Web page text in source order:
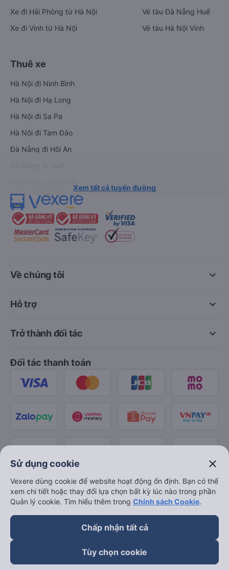
Xe đi Hải Phòng từ Hà Nội
Xe đi Vinh từ Hà Nội
Vé tàu Đà Nẵng Huế
Vé tàu Hà Nội Vinh
Thuê xe
Hà Nội đi Ninh Bình
Hà Nội đi Hạ Long
Hà Nội đi Sa Pa
Hà Nội đi Tam Đảo
Đà Nẵng đi Hội An
Xem tất cả tuyến đường
keyboard_arrow_down
Về chúng tôi
keyboard_arrow_down
Hỗ trợ
keyboard_arrow_down
Trở thành đối tác
Đối tác thanh toán
Sử dụng cookie close
Vexere dùng cookie để website hoạt động ổn định. Bạn có thể
xem chi tiết hoặc thay đổi lựa chọn bất kỳ lúc nào trong phần
Quản lý cookie. Tìm hiểu thêm trong Chính sách Cookie.
Chấp nhận tất cả
Tùy chọn cookie